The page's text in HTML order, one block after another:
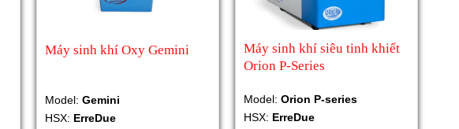
Máy sinh khí Oxy Gemini
Model: Gemini
HSX: ErreDue
Máy sinh khí siêu tinh khiết
Orion P-Series
Model: Orion P-series
HSX: ErreDue